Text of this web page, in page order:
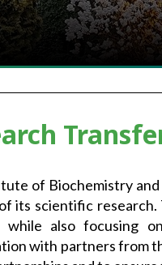
of Biochemistry and
its scientific
while also focusing
with partners from